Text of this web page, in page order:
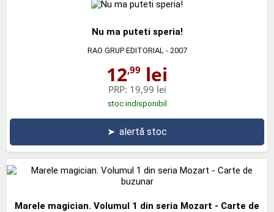
Nu ma puteti speria!
RAO GRUP EDITORIAL - 2007
12,99 lei
PRP: 19,99 lei
stoc indisponibil
➤ alertă stoc
Marele magician. Volumul 1 din seria Mozart - Carte de